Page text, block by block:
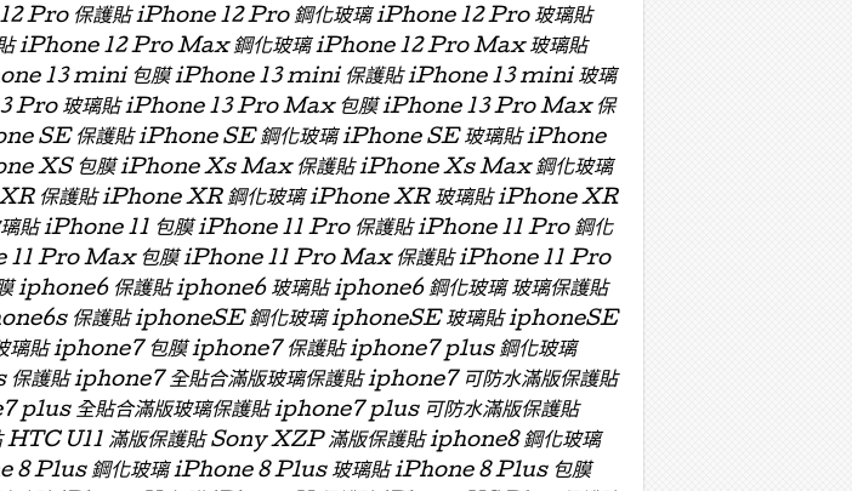
Pro 保護貼 iPhone 12 Pro 鋼化玻璃 iPhone 12 Pro 玻璃貼
iPhone 12 Pro Max 鋼化玻璃 iPhone 12 Pro Max 玻璃貼
13 mini 包膜 iPhone 13 mini 保護貼 iPhone 13 mini 玻璃
Pro 玻璃貼 iPhone 13 Pro Max 包膜 iPhone 13 Pro Max 保
SE 保護貼 iPhone SE 鋼化玻璃 iPhone SE 玻璃貼 iPhone
XS 包膜 iPhone Xs Max 保護貼 iPhone Xs Max 鋼化玻璃
保護貼 iPhone XR 鋼化玻璃 iPhone XR 玻璃貼 iPhone XR
貼 iPhone 11 包膜 iPhone 11 Pro 保護貼 iPhone 11 Pro 鋼化
11 Pro Max 包膜 iPhone 11 Pro Max 保護貼 iPhone 11 Pro
保護貼 iphone6 玻璃貼 iphone6 鋼化玻璃 玻璃保護貼
保護貼 iphoneSE 鋼化玻璃 iphoneSE 玻璃貼 iphoneSE
貼 iphone7 包膜 iphone7 保護貼 iphone7 plus 鋼化玻璃
iphone7 全貼合滿版玻璃保護貼 iphone7 可防水滿版保護貼
全貼合滿版玻璃保護貼 iphone7 plus 可防水滿版保護貼
U11 滿版保護貼 Sony XZP 滿版保護貼 iphone8 鋼化玻璃
8 Plus 鋼化玻璃 iPhone 8 Plus 玻璃貼 iPhone 8 Plus 包膜